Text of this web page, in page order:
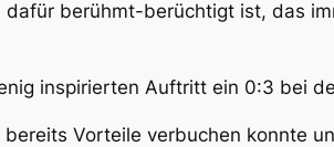
berühmt-berüchtigt ist, das
inspirierten Auftritt ein 0:3 bei
Vorteile verbuchen konnte